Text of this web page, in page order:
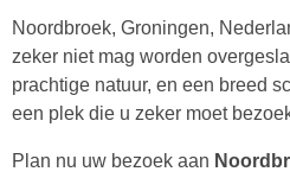
Noordbroek, Groningen,
zeker niet mag worden
prachtige natuur, en een breed
een plek die u zeker moet
Plan nu uw bezoek aan